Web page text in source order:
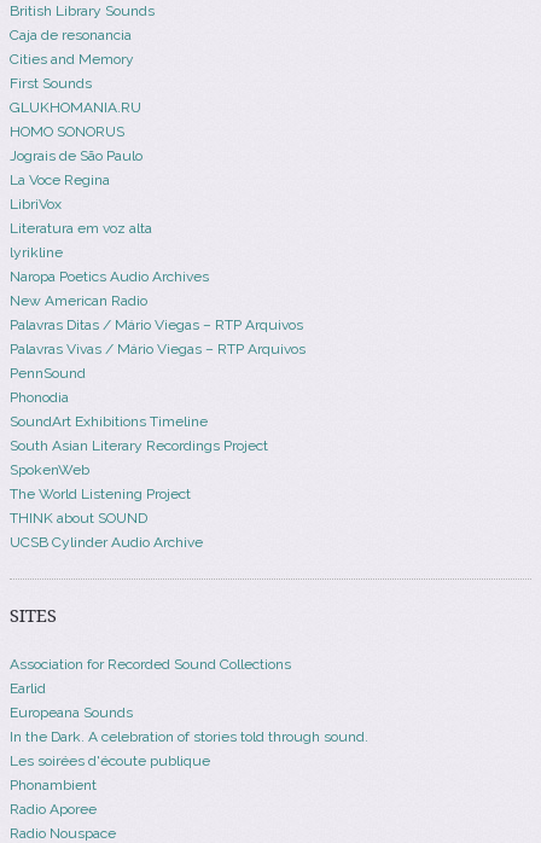
British Library Sounds
Caja de resonancia
Cities and Memory
First Sounds
GLUKHOMANIA.RU
HOMO SONORUS
Jograis de São Paulo
La Voce Regina
LibriVox
Literatura em voz alta
lyrikline
Naropa Poetics Audio Archives
New American Radio
Palavras Ditas / Mário Viegas – RTP Arquivos
Palavras Vivas / Mário Viegas – RTP Arquivos
PennSound
Phonodia
SoundArt Exhibitions Timeline
South Asian Literary Recordings Project
SpokenWeb
The World Listening Project
THINK about SOUND
UCSB Cylinder Audio Archive
SITES
Association for Recorded Sound Collections
Earlid
Europeana Sounds
In the Dark. A celebration of stories told through sound.
Les soirées d'écoute publique
Phonambient
Radio Aporee
Radio Nouspace